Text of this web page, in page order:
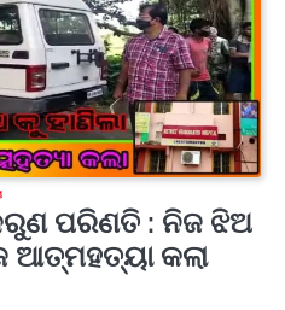
ପରିଣତି : ନିଜ ଝିଅ
ଆତ୍ମହତ୍ୟା କଲା